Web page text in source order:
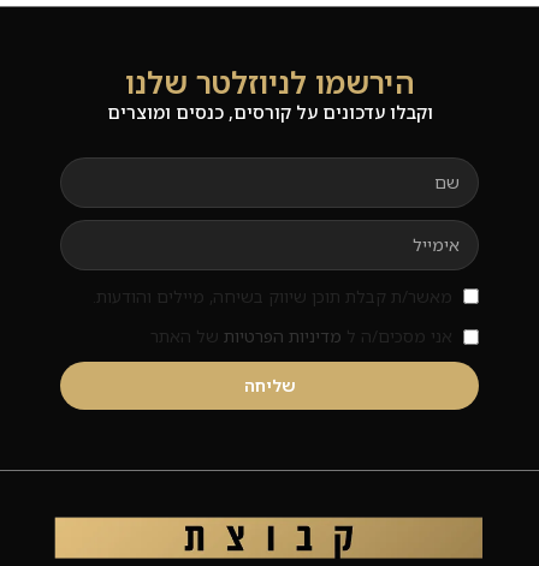
הירשמו לניוזלטר שלנו
וקבלו עדכונים על קורסים, כנסים ומוצרים
מאשר/ת קבלת תוכן שיווק בשיחה, מיילים והודעות.
אני מסכים/ה ל מדיניות הפרטיות של האתר
שליחה